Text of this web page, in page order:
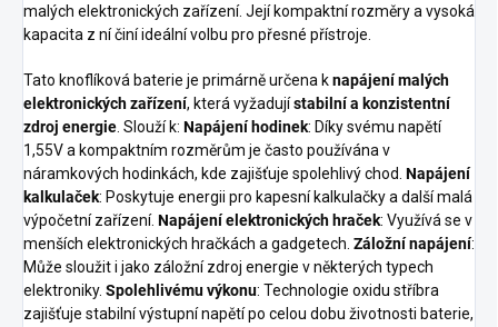
malých elektronických zařízení. Její kompaktní rozměry a vysoká
kapacita z ní činí ideální volbu pro přesné přístroje.
Tato knoflíková baterie je primárně určena knapájení malých
elektronických zařízení, která vyžadujístabilní a konzistentní
zdroj energie. Slouží k: Napájení hodinek: Díky svému napětí
1,55V a kompaktním rozměrům je často používána v
náramkových hodinkách, kde zajišťuje spolehlivý chod. Napájení
kalkulaček: Poskytuje energii pro kapesní kalkulačky a další malá
výpočetní zařízení. Napájení elektronických hraček: Využívá se v
menších elektronických hračkách a gadgetech. Záložní napájení:
Může sloužit i jako záložní zdroj energie v některých typech
elektroniky. Spolehlivému výkonu: Technologie oxidu stříbra
zajišťuje stabilní výstupní napětí po celou dobu životnosti baterie,